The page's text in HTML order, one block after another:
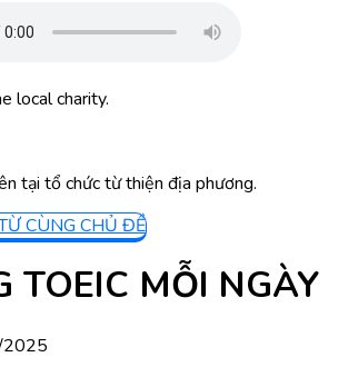
local charity.
tại tổ chức từ thiện địa phương.
CÙNG CHỦ ĐỀ
TOEIC MỖI NGÀY
2025